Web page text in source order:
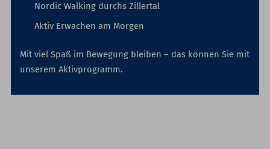
Nordic Walking durchs Zillertal
Aktiv Erwachen am Morgen
Mit viel Spaß im Bewegung bleiben – das können Sie mit
unserem Aktivprogramm.